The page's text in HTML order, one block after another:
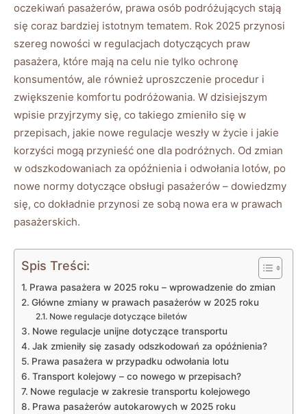
oczekiwań pasażerów, prawa ​osób podróżujących‌ stają
się⁣ coraz bardziej istotnym‍ tematem.​ Rok 2025 przynosi‌
szereg⁤ nowości w regulacjach⁤ dotyczących praw
pasażera, które mają na celu nie tylko‌ ochronę
konsumentów, ale⁤ również uproszczenie procedur‌ i
zwiększenie komfortu podróżowania. W dzisiejszym
wpisie ⁣przyjrzymy​ się, co‌ takiego ‍zmieniło się w
‌przepisach,⁢ jakie nowe regulacje weszły w życie i jakie
‍korzyści mogą przynieść one ‌dla​ podróżnych. Od⁢ zmian
w odszkodowaniach za opóźnienia i odwołania​ lotów, po
nowe normy dotyczące⁢ obsługi pasażerów – dowiedzmy
‍się, co dokładnie przynosi ze sobą nowa era w prawach‌
pasażerskich.
Spis Treści:
Prawa pasażera w​ 2025 roku – ‌wprowadzenie do zmian
Główne zmiany w prawach pasażerów w 2025⁢ roku
Nowe⁤ regulacje dotyczące biletów
Nowe regulacje unijne dotyczące transportu
Jak zmieniły ⁣się zasady‌ odszkodowań za⁤ opóźnienia?
Prawa pasażera w⁤ przypadku odwołania lotu
Transport‌ kolejowy – co nowego w ​przepisach?
Nowe regulacje w ​zakresie transportu ⁣kolejowego
Prawa pasażerów autokarowych w 2025 roku